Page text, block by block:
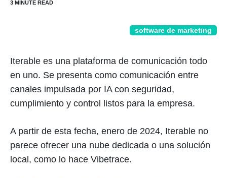
software de marketing
Iterable es una plataforma de comunicación todo
en uno. Se presenta como comunicación entre
canales impulsada por IA con seguridad,
cumplimiento y control listos para la empresa.
A partir de esta fecha, enero de 2024, Iterable no
parece ofrecer una nube dedicada o una solución
local, como lo hace Vibetrace.